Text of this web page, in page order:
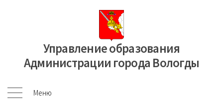
Управление образования
Администрации города Вологды
Меню
Меню